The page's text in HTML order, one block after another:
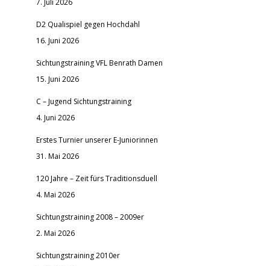
7. Juli 2026
D2 Qualispiel gegen Hochdahl
16. Juni 2026
Sichtungstraining VFL Benrath Damen
15. Juni 2026
C – Jugend Sichtungstraining
4. Juni 2026
Erstes Turnier unserer E-Juniorinnen
31. Mai 2026
120 Jahre – Zeit fürs Traditionsduell
4. Mai 2026
Sichtungstraining 2008 – 2009er
2. Mai 2026
Sichtungstraining 2010er